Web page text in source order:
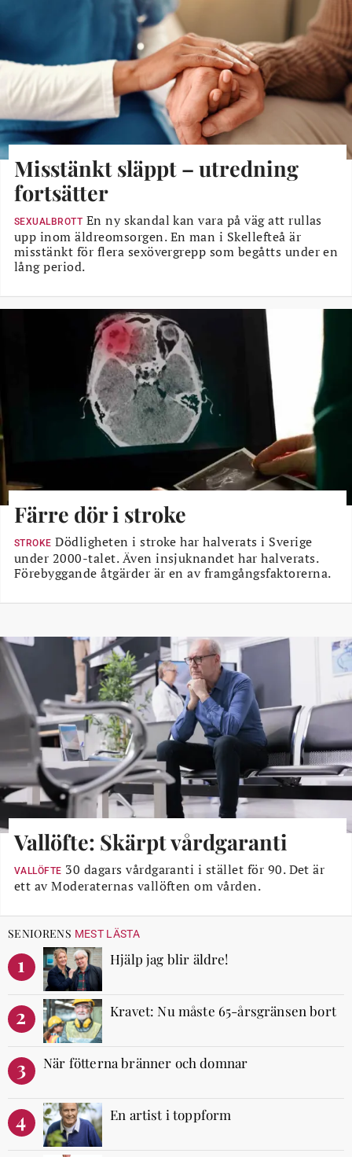
Misstänkt släppt – utredning
fortsätter
SEXUALBROTT En ny skandal kan vara på väg att rullas
upp inom äldreomsorgen. En man i Skellefteå är
misstänkt för flera sexövergrepp som begåtts under en
lång period.
Färre dör i stroke
STROKE Dödligheten i stroke har halverats i Sverige
under 2000-talet. Även insjuknandet har halverats.
Förebyggande åtgärder är en av framgångsfaktorerna.
Vallöfte: Skärpt vårdgaranti
VALLÖFTE 30 dagars vårdgaranti i stället för 90. Det är
ett av Moderaternas vallöften om vården.
SENIORENS MEST LÄSTA
1 Hjälp jag blir äldre!
2 Kravet: Nu måste 65-årsgränsen bort
3 När fötterna bränner och domnar
4 En artist i toppform